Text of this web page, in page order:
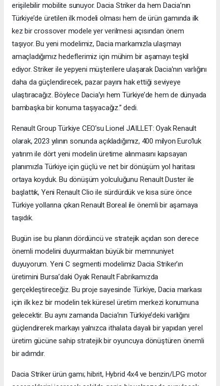
erişilebilir mobilite sunuyor. Dacia Striker da hem Dacia’nın
Türkiye’de üretilen ilk modeli olması hem de ürün gamında ilk
kez bir crossover modele yer verilmesi açısından önem
taşıyor. Bu yeni modelimiz, Dacia markamızla ulaşmayı
amaçladığımız hedeflerimiz için mühim bir aşamayı teşkil
ediyor. Striker ile yepyeni müşterilere ulaşarak Dacia’nın varlığını
daha da güçlendirecek, pazar payını hak ettiği seviyeye
ulaştıracağız. Böylece Dacia’yı hem Türkiye’de hem de dünyada
bambaşka bir konuma taşıyacağız.” dedi.
Renault Group Türkiye CEO’su Lionel JAILLET: Oyak Renault
olarak, 2023 yılının sonunda açıkladığımız, 400 milyon Euro’luk
yatırım ile dört yeni modelin üretime alınmasını kapsayan
planımızla Türkiye için güçlü ve net bir dönüşüm yol haritası
ortaya koyduk. Bu dönüşüm yolculuğunu Renault Duster ile
başlattık, Yeni Renault Clio ile sürdürdük ve kısa süre önce
Türkiye yollarına çıkan Renault Boreal ile önemli bir aşamaya
taşıdık.
Bugün ise bu planın dördüncü ve stratejik açıdan son derece
önemli modelini duyurmaktan büyük bir memnuniyet
duyuyorum. Yeni C segmenti modelimiz Dacia Striker’ın
üretimini Bursa’daki Oyak Renault Fabrikamızda
gerçekleştireceğiz. Bu proje sayesinde Türkiye, Dacia markası
için ilk kez bir modelin tek küresel üretim merkezi konumuna
gelecektir. Bu aynı zamanda Dacia’nın Türkiye’deki varlığını
güçlendirerek markayı yalnızca ithalata dayalı bir yapıdan yerel
üretim gücüne sahip stratejik bir oyuncuya dönüştüren önemli
bir adımdır.
Dacia Striker ürün gamı; hibrit, Hybrid 4x4 ve benzin/LPG motor